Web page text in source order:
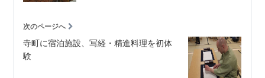
次のページへ
寺町に宿泊施設、写経・精進料理を初体
験